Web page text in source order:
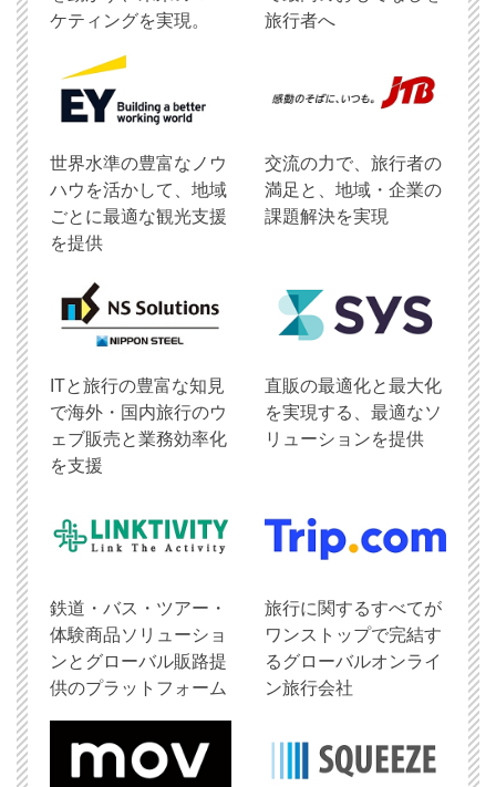
ケティングを実現。
旅行者へ
世界水準の豊富なノウ
ハウを活かして、地域
ごとに最適な観光支援
を提供
交流の力で、旅行者の
満足と、地域・企業の
課題解決を実現
ITと旅行の豊富な知見
で海外・国内旅行のウ
ェブ販売と業務効率化
を支援
直販の最適化と最大化
を実現する、最適なソ
リューションを提供
鉄道・バス・ツアー・
体験商品ソリューショ
ンとグローバル販路提
供のプラットフォーム
旅行に関するすべてが
ワンストップで完結す
るグローバルオンライ
ン旅行会社